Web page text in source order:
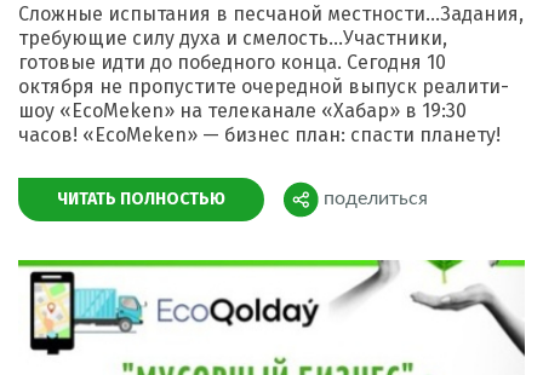
Сложные испытания в песчаной местности…Задания,
требующие силу духа и смелость…Участники,
готовые идти до победного конца. Сегодня 10
октября не пропустите очередной выпуск реалити-
шоу «EcoMeken» на телеканале «Хабар» в 19:30
часов! «EcoMeken» — бизнес план: спасти планету!
ЧИТАТЬ ПОЛНОСТЬЮ Поделиться
поделиться